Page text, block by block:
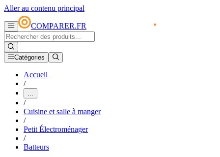
Aller au contenu principal
COMPARER.FR
Catégories
Accueil
/
...
/
Cuisine et salle à manger
/
Petit Électroménager
/
Batteurs